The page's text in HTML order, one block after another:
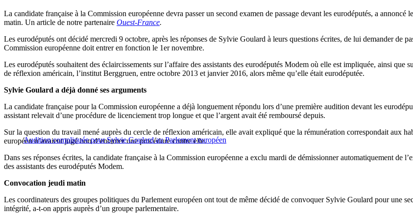
La candidate française à la Commission européenne devra passer un second examen de passage devant les eurodéputés, a
matin. Un article de notre partenaire Ouest-France.
Les eurodéputés ont décidé mercredi 9 octobre, après les réponses de Sylvie Goulard à leurs questions écrites, de lui demander de
Commission européenne doit entrer en fonction le 1er novembre.
Les eurodéputés souhaitent des éclaircissements sur l’affaire des assistants des eurodéputés Modem où elle est impliquée, ainsi
de réflexion américain, l’institut Berggruen, entre octobre 2013 et janvier 2016, alors même qu’elle était eurodéputée.
Sylvie Goulard a déjà donné ses arguments
La candidate française pour la Commission européenne a déjà longuement répondu lors d’une première audition devant les
assistant relevait d’une procédure de licenciement trop longue et que l’argent avait été remboursé depuis.
Audition compliquée pour Sylvie Goulard au Parlement européen
Sur la question du travail mené auprès du cercle de réflexion américain, elle avait expliqué que la rémunération correspondait aux
européen n’avaient jugé bon d’entamer une procédure contre elle.
Dans ses réponses écrites, la candidate française à la Commission européenne a exclu mardi de démissionner automatiquement de
des assistants des eurodéputés Modem.
Convocation jeudi matin
Les coordinateurs des groupes politiques du Parlement européen ont tout de même décidé de convoquer Sylvie Goulard pour une
intégrité, a-t-on appris auprès d’un groupe parlementaire.